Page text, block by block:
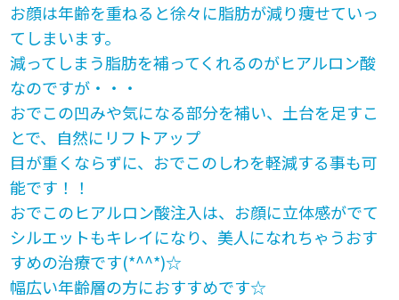
お顔は年齢を重ねると徐々に脂肪が減り痩せていっ
てしまいます。
減ってしまう脂肪を補ってくれるのがヒアルロン酸
なのですが・・・
おでこの凹みや気になる部分を補い、土台を足すこ
とで、自然にリフトアップ
目が重くならずに、おでこのしわを軽減する事も可
能です！！
おでこのヒアルロン酸注入は、お顔に立体感がでて
シルエットもキレイになり、美人になれちゃうおす
すめの治療です(*^^*)☆
幅広い年齢層の方におすすめです☆